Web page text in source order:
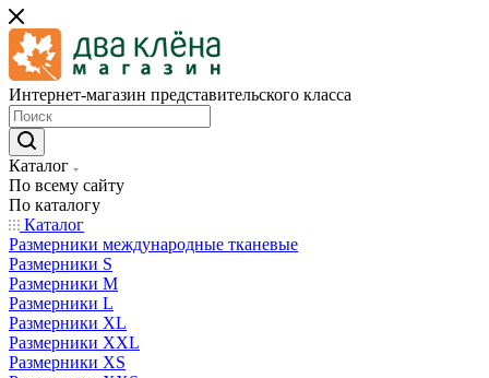
Интернет-магазин представительского класса
Каталог
По всему сайту
По каталогу
Каталог
Размерники международные тканевые
Размерники S
Размерники M
Размерники L
Размерники XL
Размерники XXL
Размерники XS